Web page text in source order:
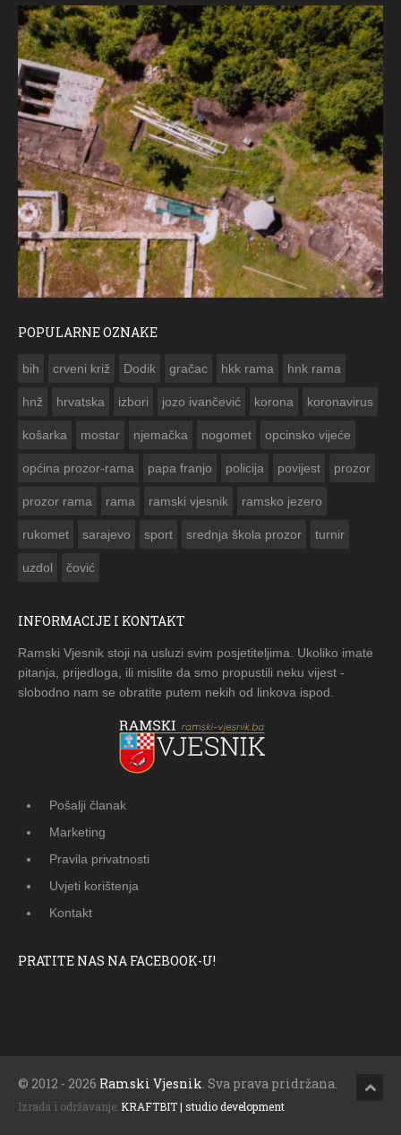
POPULARNE OZNAKE
bih crveni križ Dodik gračac hkk rama hnk rama
hnž hrvatska izbori jozo ivančević korona koronavirus
košarka mostar njemačka nogomet opcinsko vijeće
općina prozor-rama papa franjo policija povijest prozor
prozor rama rama ramski vjesnik ramsko jezero
rukomet sarajevo sport srednja škola prozor turnir
uzdol čović
INFORMACIJE I KONTAKT
Ramski Vjesnik stoji na usluzi svim posjetiteljima. Ukoliko imate
pitanja, prijedloga, ili mislite da smo propustili neku vijest -
slobodno nam se obratite putem nekih od linkova ispod.
Pošalji članak
Marketing
Pravila privatnosti
Uvjeti korištenja
Kontakt
PRATITE NAS NA FACEBOOK-U!
© 2012 - 2026 Ramski Vjesnik. Sva prava pridržana.
Izrada i održavanje: KRAFTBIT | studio development